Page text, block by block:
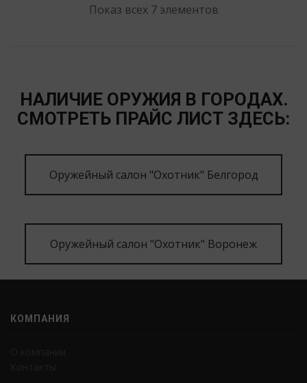
Показ всех 7 элементов
НАЛИЧИЕ ОРУЖИЯ В ГОРОДАХ.
СМОТРЕТЬ ПРАЙС ЛИСТ ЗДЕСЬ:
Оружейный салон "Охотник" Белгород
Оружейный салон "Охотник" Воронеж
КОМПАНИЯ